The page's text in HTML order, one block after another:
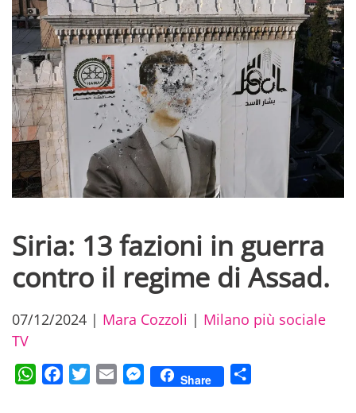
Siria: 13 fazioni in guerra
contro il regime di Assad.
07/12/2024 | Mara Cozzoli | Milano più sociale
TV
WhatsAppFacebookTwitterEmail Messenger
Share